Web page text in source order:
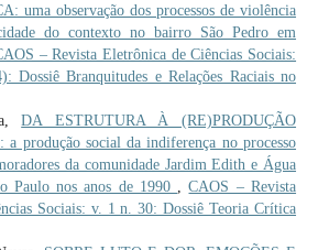
uma observação dos processos de violência
do contexto no bairro São Pedro em
– Revista Eletrônica de Ciências Sociais:
Dossiê Branquitudes e Relações Raciais no
DA ESTRUTURA À (RE)PRODUÇÃO
produção social da indiferença no processo
da comunidade Jardim Edith e Água
Paulo nos anos de 1990
,CAOS – Revista
Sociais: v. 1 n. 30: Dossiê Teoria Crítica